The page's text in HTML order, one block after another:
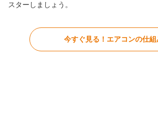
スターしましょう。
今すぐ見る！エアコンの仕組